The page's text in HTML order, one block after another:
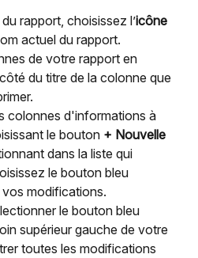
rapport, choisissez l’icône
actuel du rapport.
de votre rapport en
du titre de la colonne que
colonnes d'informations à
le bouton + Nouvelle
dans la liste qui
le bouton bleu
modifications.
le bouton bleu
supérieur gauche de votre
toutes les modifications